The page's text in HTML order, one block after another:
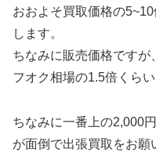
おおよそ買取価格の
します。
ちなみに販売価格ですが
フオク相場の1.5倍くらい
ちなみに一番上の2,000
が面倒で出張買取をお願